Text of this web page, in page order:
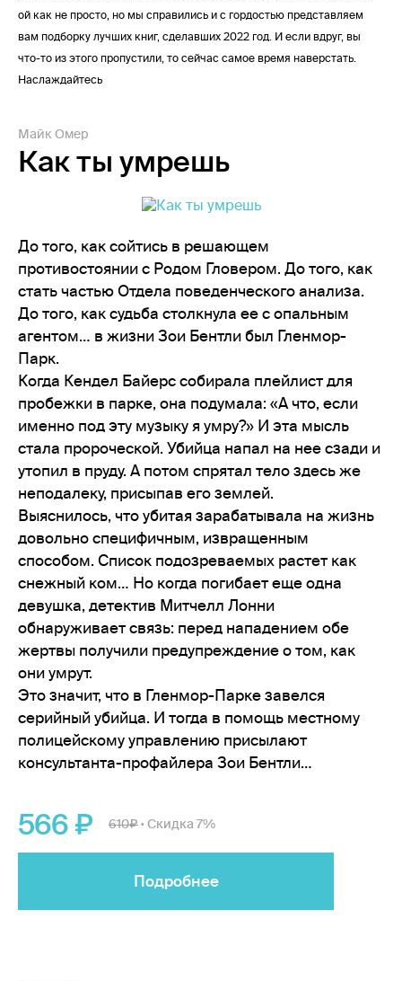
ой как не просто, но мы справились и с гордостью представляем
вам подборку лучших книг, сделавших 2022 год. И если вдруг, вы
что-то из этого пропустили, то сейчас самое время наверстать.
Наслаждайтесь
Майк Омер
Как ты умрешь
До того, как сойтись в решающем
противостоянии с Родом Гловером. До того, как
стать частью Отдела поведенческого анализа.
До того, как судьба столкнула ее с опальным
агентом… в жизни Зои Бентли был Гленмор-
Парк.
Когда Кендел Байерс собирала плейлист для
пробежки в парке, она подумала: «А что, если
именно под эту музыку я умру?» И эта мысль
стала пророческой. Убийца напал на нее сзади и
утопил в пруду. А потом спрятал тело здесь же
неподалеку, присыпав его землей.
Выяснилось, что убитая зарабатывала на жизнь
довольно специфичным, извращенным
способом. Список подозреваемых растет как
снежный ком… Но когда погибает еще одна
девушка, детектив Митчелл Лонни
обнаруживает связь: перед нападением обе
жертвы получили предупреждение о том, как
они умрут.
Это значит, что в Гленмор-Парке завелся
серийный убийца. И тогда в помощь местному
полицейскому управлению присылают
консультанта-профайлера Зои Бентли…
566 610 • Скидка 7%
Подробнее